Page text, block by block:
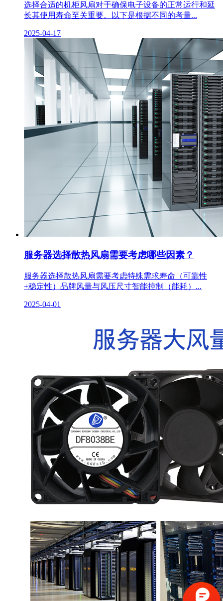
选择合适的机柜风扇对于确保电子设备的正常运行和延
长其使用寿命至关重要。以下是根据不同的考量...
2025-04-17
服务器选择散热风扇需要考虑哪些因素？
服务器选择散热风扇需要考虑特殊需求寿命（可靠性
+稳定性）品牌风量与风压尺寸智能控制（能耗）...
2025-04-01